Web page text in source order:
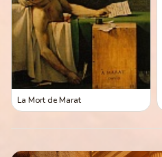
La Mort de Marat